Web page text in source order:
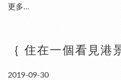
更多...
｛ 住在一個看見港
2019-09-30